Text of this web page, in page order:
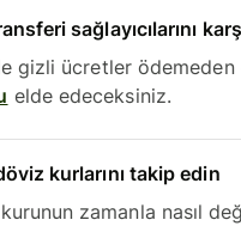
sağlayıcılarını
gizli ücretler ödemeden
elde edeceksiniz.
kurlarını takip edin
zamanla nasıl